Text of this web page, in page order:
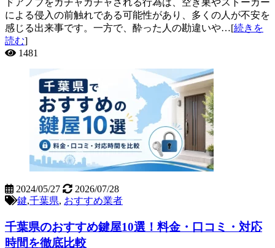
ドアノブをガチャガチャされる行為は、空き巣やストーカー
による侵入の前触れである可能性があり、多くの人が不安を
感じる出来事です。一方で、酔った人の勘違いや…[続きを
読む]
1481
2024/05/27
2026/07/28
鍵,千葉県, おすすめ業者
千葉県のおすすめ鍵屋10選！料金・口コミ・対応
時間を徹底比較